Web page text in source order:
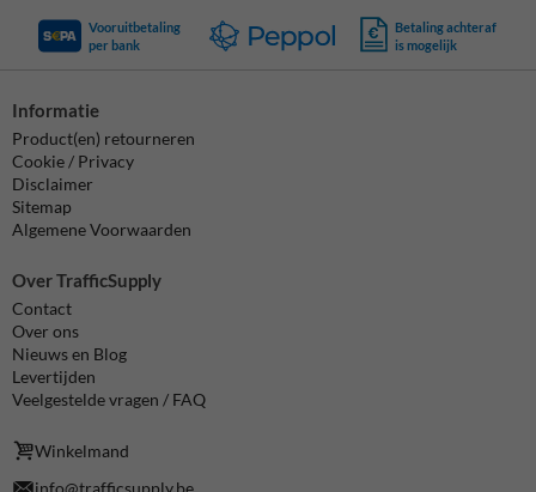
Vooruitbetaling
per bank
Betaling achteraf
is mogelijk
Informatie
Product(en) retourneren
Cookie / Privacy
Disclaimer
Sitemap
Algemene Voorwaarden
Over TrafficSupply
Contact
Over ons
Nieuws en Blog
Levertijden
Veelgestelde vragen / FAQ
Winkelmand
info@trafficsupply.be